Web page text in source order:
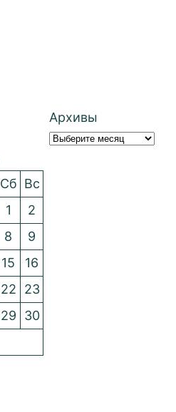
Архивы
Сб Вс
1
2
8
9
15
16
22
23
29
30